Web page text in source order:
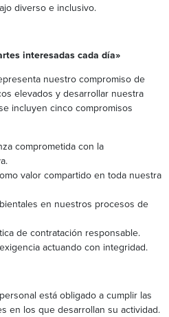
diverso e inclusivo.
interesadas cada día»
nuestro compromiso de
elevados y desarrollar nuestra
incluyen cinco compromisos
comprometida con la
valor compartido en toda nuestra
en nuestros procesos de
de contratación responsable.
actuando con integridad.
está obligado a cumplir las
en los que desarrollan su actividad.